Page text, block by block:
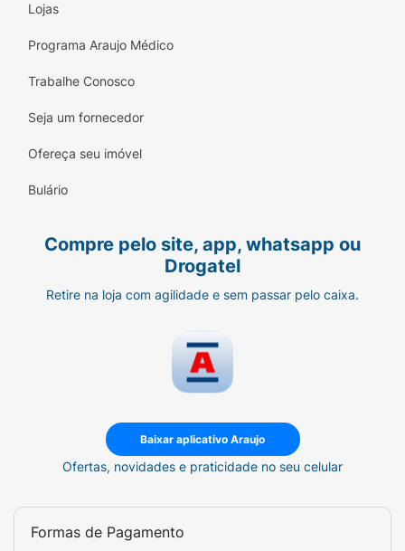
Lojas
Programa Araujo Médico
Trabalhe Conosco
Seja um fornecedor
Ofereça seu imóvel
Bulário
Compre pelo site, app, whatsapp ou
Drogatel
Retire na loja com agilidade e sem passar pelo caixa.
Baixar aplicativo Araujo
Ofertas, novidades e praticidade no seu celular
Formas de Pagamento